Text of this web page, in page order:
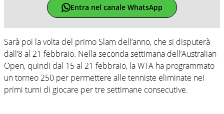
Entra nel canale WhatsApp
Sarà poi la volta del primo Slam dell’anno, che si disputerà
dall’8 al 21 febbraio. Nella seconda settimana dell’Australian
Open, quindi dal 15 al 21 febbraio, la WTA ha programmato
un torneo 250 per permettere alle tenniste eliminate nei
primi turni di giocare per tre settimane consecutive.